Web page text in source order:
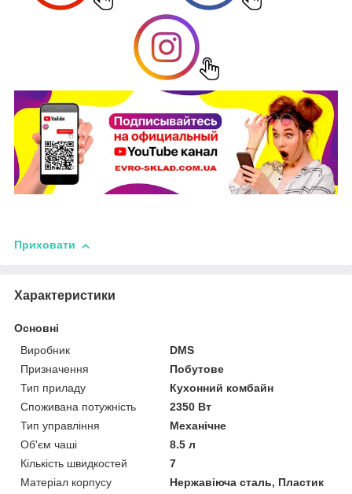
Приховати
Характеристики
Основні
Виробник
DMS
Призначення
Побутове
Тип приладу
Кухонний комбайн
Споживана потужність
2350 Вт
Тип управління
Механічне
Об'єм чаші
8.5 л
Кількість швидкостей
7
Матеріал корпусу
Нержавіюча сталь, Пластик